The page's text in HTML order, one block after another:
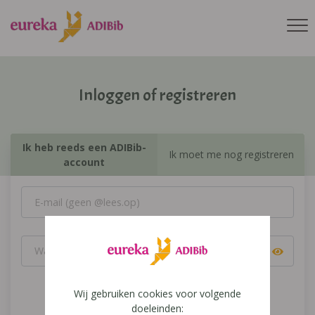
Inloggen of registreren
Ik heb reeds een ADIBib-
account
Ik moet me nog registreren
Inloggen
Wij gebruiken cookies voor volgende
doeleinden: